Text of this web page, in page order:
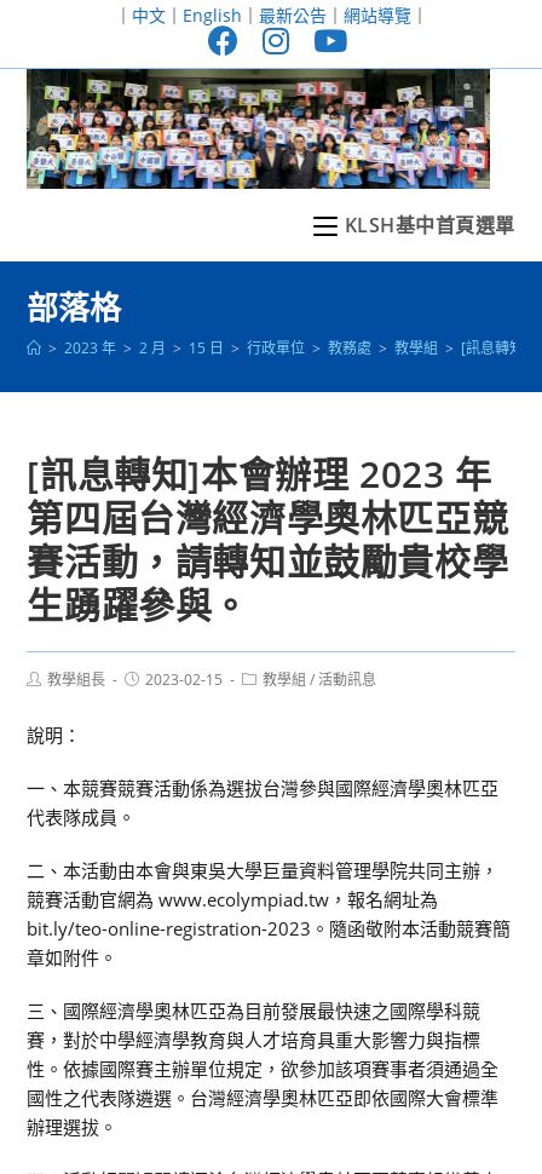
至
｜ 中文｜ English ｜ 最新公告｜ 網站導覽｜
KLSH基中首頁選單
部落格
> 2023 年 > 2 月 > 15 日 > 行政單位 > 教務處 > 教學組 > [訊息轉知]
[訊息轉知]本會辦理 2023 年
第四屆台灣經濟學奧林匹亞競
賽活動，請轉知並鼓勵貴校學
生踴躍參與。
Post教學組長
Post2023-02-15
Post教學組 / 活動訊息
說明：
一、本競賽競賽活動係為選拔台灣參與國際經濟學奧林匹亞
代表隊成員。
二、本活動由本會與東吳大學巨量資料管理學院共同主辦，
競賽活動官網為 www.ecolympiad.tw，報名網址為
bit.ly/teo-online-registration-2023。隨函敬附本活動競賽簡
章如附件。
三、國際經濟學奧林匹亞為目前發展最快速之國際學科競
賽，對於中學經濟學教育與人才培育具重大影響力與指標
性。依據國際賽主辦單位規定，欲參加該項賽事者須通過全
國性之代表隊遴選。台灣經濟學奧林匹亞即依國際大會標準
辦理選拔。